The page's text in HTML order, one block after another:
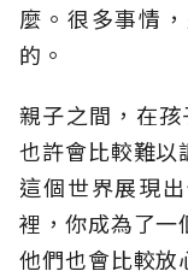
麼。很多事情
的。
親子之間，在
也許會比較難以
這個世界展現
裡，你成為了一
他們也會比較放